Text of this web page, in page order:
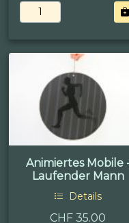
Animiertes Mobile
Laufender Mann
Details
CHF 35.00